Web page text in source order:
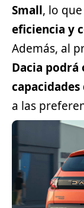
Small, lo
eficiencia y
Además, al
Dacia podrá
a las